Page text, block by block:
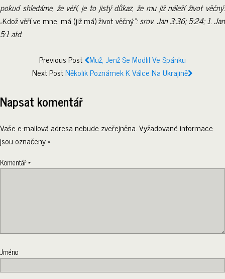
pokud shledáme, že věří, je to jistý důkaz, že mu již náleží život věčný.
„Kdož věří ve mne, má (již má) život věčný“: srov. Jan 3:36; 5:24; 1. Jan
5:1 atd.
Previous Post Muž, Jenž Se Modlil Ve Spánku
Next PostNěkolik Poznámek K Válce Na Ukrajině
Napsat komentář
Vaše e-mailová adresa nebude zveřejněna.Vyžadované informace
jsou označeny*
Komentář*
Jméno